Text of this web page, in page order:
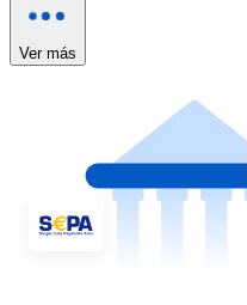
Ver más